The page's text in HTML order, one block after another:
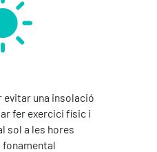
evitar una insolació
fer exercici físic i
sol a les hores